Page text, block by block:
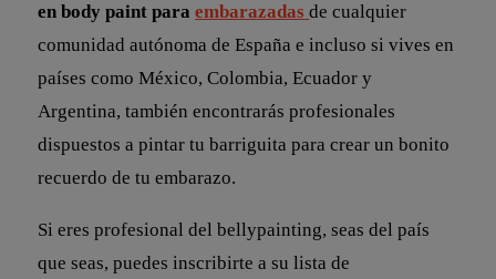
en body paint paraembarazadas de cualquier
comunidad autónoma de España e incluso si vives en
países como México, Colombia, Ecuador y
Argentina, también encontrarás profesionales
dispuestos a pintar tu barriguita para crear un bonito
recuerdo de tu embarazo.
Si eres profesional del bellypainting, seas del país
que seas, puedes inscribirte a su lista de